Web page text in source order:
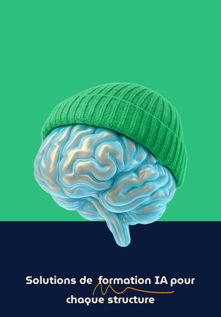
Solutions de formation IApour
chaque structure